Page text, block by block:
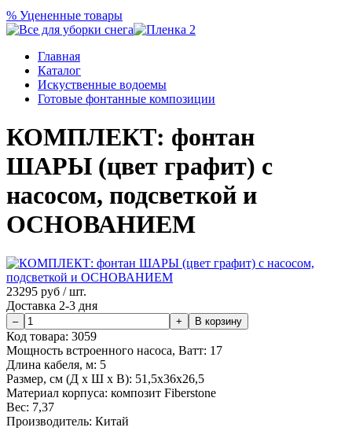
% Уцененные товары
Главная
Каталог
Искуственные водоемы
Готовые фонтанные композиции
КОМПЛЕКТ: фонтан
ШАРЫ (цвет графит) с
насосом, подсветкой и
ОСНОВАНИЕМ
23295 руб / шт.
Доставка 2-3 дня
Код товара: 3059
Мощность встроенного насоса, Ватт: 17
Длина кабеля, м: 5
Размер, см (Д х Ш х В): 51,5х36х26,5
Материал корпуса: композит Fiberstone
Вес: 7,37
Производитель: Китай